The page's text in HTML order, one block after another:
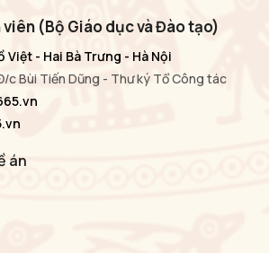
(Bộ Giáo dục và Đào tạo)
Việt - Hai Bà Trưng - Hà Nội
c Bùi Tiến Dũng - Thư ký Tổ Công tác
án